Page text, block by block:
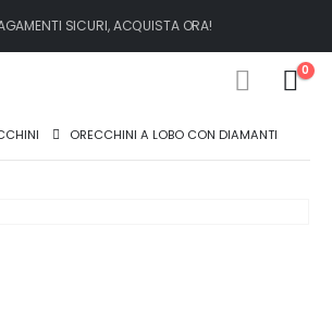
SICURI, ACQUISTA ORA!
0
ORECCHINI A LOBO CON DIAMANTI